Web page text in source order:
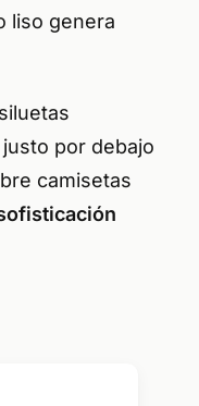
liso genera
por debajo
camisetas